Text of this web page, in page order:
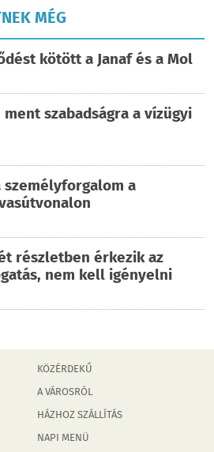
MÉG
kötött a Janaf és a Mol
szabadságra a vízügyi
a
részletben érkezik az
nem kell igényelni
KÖZÉRDEKŰ
A VÁROSRÓL
HÁZHOZ SZÁLLÍTÁS
NAPI MENÜ